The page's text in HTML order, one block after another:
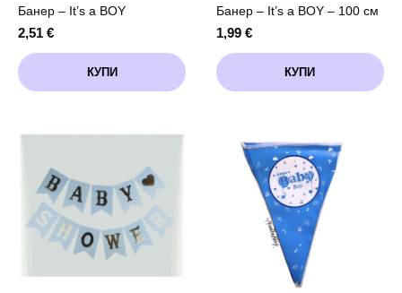
Банер – It’s a BOY
2,51 €
КУПИ
Банер – It’s a BOY – 100 см
1,99 €
КУПИ